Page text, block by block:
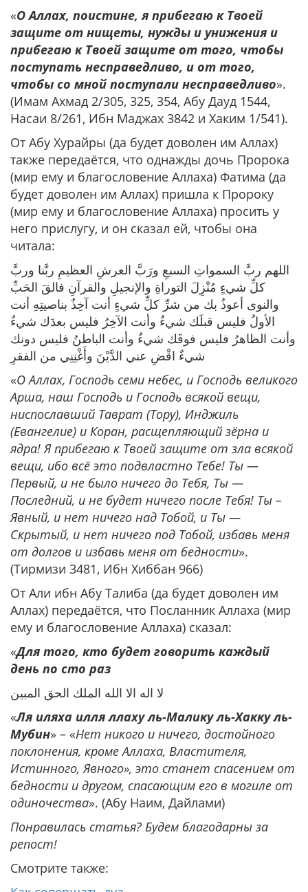
«О Аллах, поистине, я прибегаю к Твоей
защите от нищеты, нужды и унижения и
прибегаю к Твоей защите от того, чтобы
поступать несправедливо, и от того,
чтобы со мной поступали несправедливо».
(Имам Ахмад 2/305, 325, 354, Абу Дауд 1544,
Насаи 8/261, Ибн Маджах 3842 и Хаким 1/541).
От Абу Хурайры (да будет доволен им Аллах)
также передаётся, что однажды дочь Пророка
(мир ему и благословение Аллаха) Фатима (да
будет доволен им Аллах) пришла к Пророку
(мир ему и благословение Аллаха) просить у
него прислугу, и он сказал ей, чтобы она
читала:
اللهم ربَّ السمواتِ السبعِ ورَبَّ العرشِ العظيمِ ربَّنا وربَّ
كلِّ شيءٍ مُنْزِلَ التوراةِ والإنجيلِ والقرآنِ فالقَ الحَبِّ
والنوى أعوذُ بك من شرِّ كلِّ شيءٍ أنت آخِذٌ بناصيتِهِ أنت
الأولُ فليس قبلَك شيءٌ وأنت الآخِرُ فليس بعدَك شيءٌ
وأنت الظاهرُ فليس فوقَك شيءٌ وأنت الباطنُ فليس دونك
شيءٌ اقْضِ عني الدَّيْنَ وأَغْنِنِي من الفقرِ
«О Аллах, Господь семи небес, и Господь великого
Арша, наш Господь и Господь всякой вещи,
ниспославший Таврат (Тору), Инджиль
(Евангелие) и Коран, расщепляющий зёрна и
ядра! Я прибегаю к Твоей защите от зла всякой
вещи, ибо всё это подвластно Тебе! Ты —
Первый, и не было ничего до Тебя, Ты —
Последний, и не будет ничего после Тебя! Ты –
Явный, и нет ничего над Тобой, и Ты —
Скрытый, и нет ничего под Тобой, избавь меня
от долгов и избавь меня от бедности».
(Тирмизи 3481, Ибн Хиббан 966)
От Али ибн Абу Талиба (да будет доволен им
Аллах) передаётся, что Посланник Аллаха (мир
ему и благословение Аллаха) сказал:
«Для того, кто будет говорить каждый
день по сто раз
لا اله الا الله الملك الحق المبين
«Ля иляха илля ллаху ль-Малику ль-Хакку ль-
Мубин» – «Нет никого и ничего, достойного
поклонения, кроме Аллаха, Властителя,
Истинного, Явного», это станет спасением от
бедности и другом, спасающим его в могиле от
одиночества». (Абу Наим, Дайлами)
Понравилась статья? Будем благодарны за
репост!
Смотрите также: